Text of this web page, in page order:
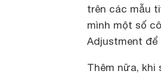
trên các mẫu
mình một số
Adjustment
Thêm nữa, khi